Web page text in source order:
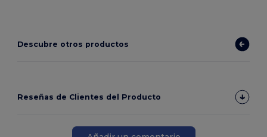
Descubre otros productos
Reseñas de Clientes del Producto